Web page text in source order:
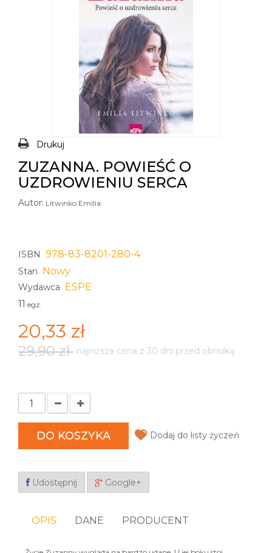
Drukuj
ZUZANNA. POWIEŚĆ O
UZDROWIENIU SERCA
Autor: Litwinko Emilia
ISBN 978-83-8201-280-4
Stan Nowy
Wydawca ESPE
11 egz.
20,33 zł
29,90 zł najniższa cena z 30 dni przed obniżką
DO KOSZYKA Dodaj do listy życzeń
Udostępnij Google+
OPIS DANE PRODUCENT